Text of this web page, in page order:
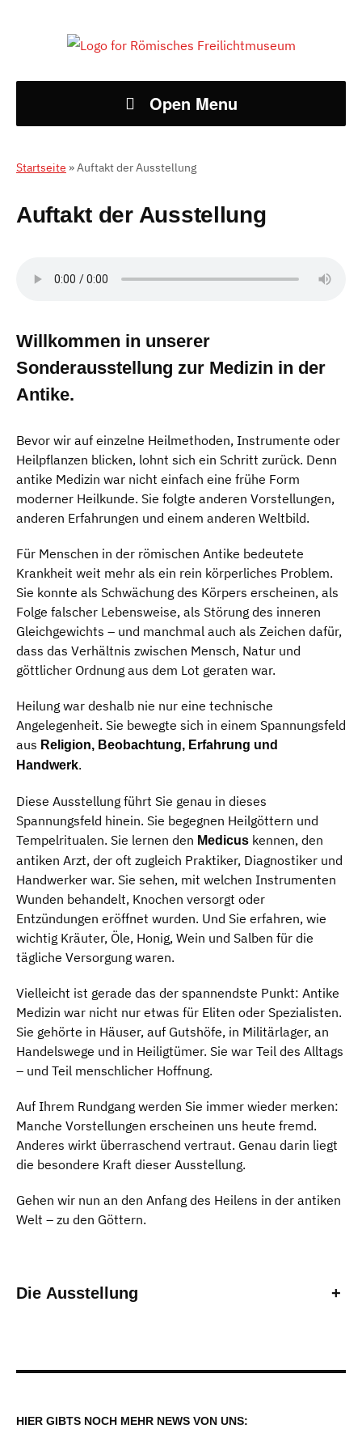
Open Menu
Startseite »Auftakt der Ausstellung
Auftakt der Ausstellung
Willkommen in unserer
Sonderausstellung zur Medizin in der
Antike.
Bevor wir auf einzelne Heilmethoden, Instrumente oder
Heilpflanzen blicken, lohnt sich ein Schritt zurück. Denn
antike Medizin war nicht einfach eine frühe Form
moderner Heilkunde. Sie folgte anderen Vorstellungen,
anderen Erfahrungen und einem anderen Weltbild.
Für Menschen in der römischen Antike bedeutete
Krankheit weit mehr als ein rein körperliches Problem.
Sie konnte als Schwächung des Körpers erscheinen, als
Folge falscher Lebensweise, als Störung des inneren
Gleichgewichts – und manchmal auch als Zeichen dafür,
dass das Verhältnis zwischen Mensch, Natur und
göttlicher Ordnung aus dem Lot geraten war.
Heilung war deshalb nie nur eine technische
Angelegenheit. Sie bewegte sich in einem Spannungsfeld
aus Religion, Beobachtung, Erfahrung und
Handwerk.
Diese Ausstellung führt Sie genau in dieses
Spannungsfeld hinein. Sie begegnen Heilgöttern und
Tempelritualen. Sie lernen den Medicus kennen, den
antiken Arzt, der oft zugleich Praktiker, Diagnostiker und
Handwerker war. Sie sehen, mit welchen Instrumenten
Wunden behandelt, Knochen versorgt oder
Entzündungen eröffnet wurden. Und Sie erfahren, wie
wichtig Kräuter, Öle, Honig, Wein und Salben für die
tägliche Versorgung waren.
Vielleicht ist gerade das der spannendste Punkt: Antike
Medizin war nicht nur etwas für Eliten oder Spezialisten.
Sie gehörte in Häuser, auf Gutshöfe, in Militärlager, an
Handelswege und in Heiligtümer. Sie war Teil des Alltags
– und Teil menschlicher Hoffnung.
Auf Ihrem Rundgang werden Sie immer wieder merken:
Manche Vorstellungen erscheinen uns heute fremd.
Anderes wirkt überraschend vertraut. Genau darin liegt
die besondere Kraft dieser Ausstellung.
Gehen wir nun an den Anfang des Heilens in der antiken
Welt – zu den Göttern.
Die Ausstellung +
HIER GIBTS NOCH MEHR NEWS VON UNS: